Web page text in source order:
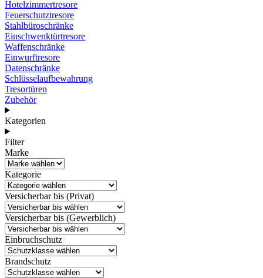
Hotelzimmertresore
Feuerschutztresore
Stahlbüroschränke
Einschwenktürtresore
Waffenschränke
Einwurftresore
Datenschränke
Schlüsselaufbewahrung
Tresortüren
Zubehör
Kategorien
Filter
Marke
Kategorie
Versicherbar bis (Privat)
Versicherbar bis (Gewerblich)
Einbruchschutz
Brandschutz